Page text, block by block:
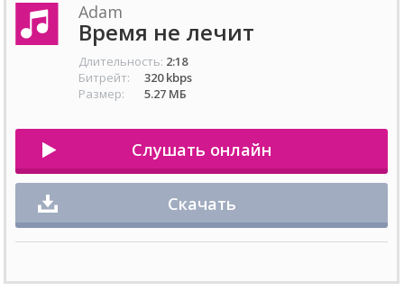
Adam
Время не лечит
Длительность: 2:18
Битрейт:
320 kbps
Размер:
5.27 МБ
Слушать онлайн
Скачать